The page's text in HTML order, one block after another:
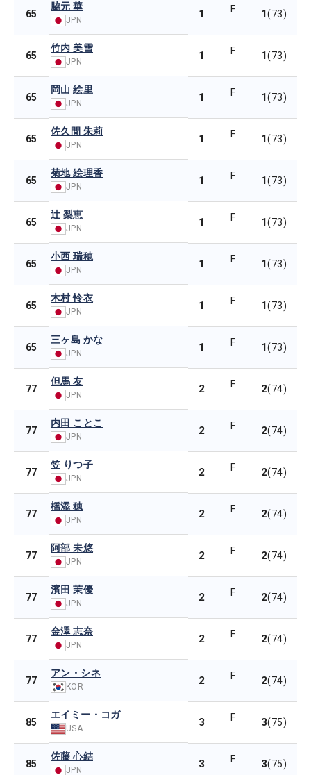
65
脇元 華
JPN 1 F 1(73)
65
竹内 美雪
JPN 1 F 1(73)
65
岡山 絵里
JPN 1 F 1(73)
65
佐久間 朱莉
JPN 1 F 1(73)
65
菊地 絵理香
JPN 1 F 1(73)
65
辻 梨恵
JPN 1 F 1(73)
65
小西 瑞穂
JPN 1 F 1(73)
65
木村 怜衣
JPN 1 F 1(73)
65
三ヶ島 かな
JPN 1 F 1(73)
77
但馬 友
JPN 2 F 2(74)
77
内田 ことこ
JPN 2 F 2(74)
77
笠 りつ子
JPN 2 F 2(74)
77
橋添 穂
JPN 2 F 2(74)
77
阿部 未悠
JPN 2 F 2(74)
77
濱田 茉優
JPN 2 F 2(74)
77
金澤 志奈
JPN 2 F 2(74)
77
アン・シネ
KOR 2 F 2(74)
85
エイミー・コガ
USA 3 F 3(75)
85
佐藤 心結
JPN 3 F 3(75)